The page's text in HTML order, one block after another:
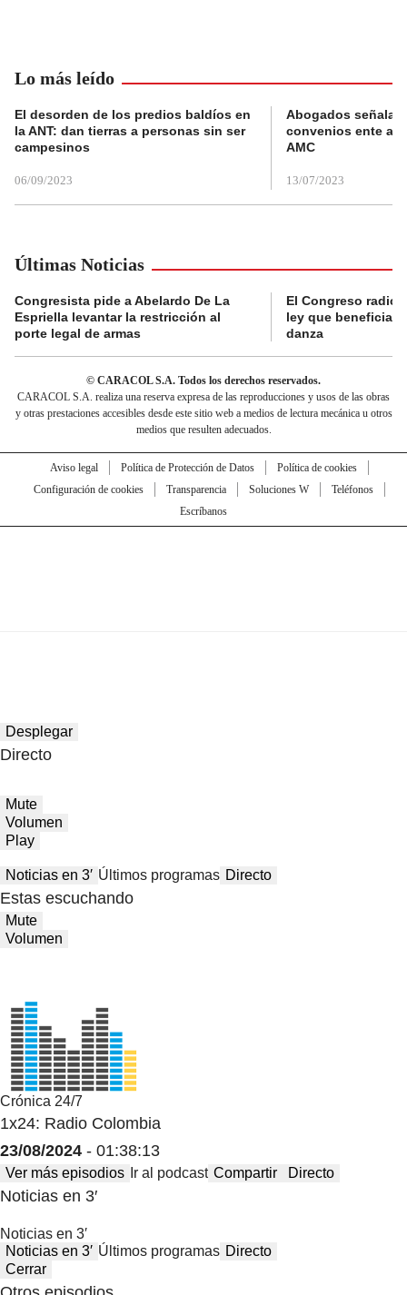
Lo más leído
El desorden de los predios baldíos en
la ANT: dan tierras a personas sin ser
campesinos
06/09/2023
Abogados
convenios ente
AMC
13/07/2023
Últimas Noticias
Congresista pide a Abelardo De La
Espriella levantar la restricción al
porte legal de armas
El Congreso
ley que beneficia
danza
© CARACOL S.A. Todos los derechos reservados.
CARACOL S.A. realiza una reserva expresa de las reproducciones y usos de las obras
y otras prestaciones accesibles desde este sitio web a medios de lectura mecánica u otros
medios que resulten adecuados.
Aviso legal Política de Protección de Datos
Política de cookies
Configuración de cookies
Transparencia Soluciones W
Teléfonos
Escríbanos
Desplegar
Directo
Mute
Volumen
Play
Noticias en 3′ Últimos programas Directo
Estas escuchando
Mute
Volumen
Crónica 24/7
1x24: Radio Colombia
23/08/2024 - 01:38:13
Ver más episodios Ir al podcast Compartir Directo
Noticias en 3′
Noticias en 3′
Noticias en 3′ Últimos programas Directo
Cerrar